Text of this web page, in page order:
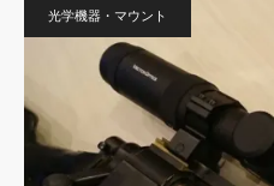
光学機器・マウント